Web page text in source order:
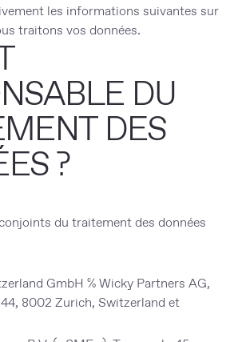
les informations suivantes sur
traitons vos données.
DU
DES
?
du traitement des données
GmbH c/o Wicky Partners AG,
8002 Zurich, Switzerland et